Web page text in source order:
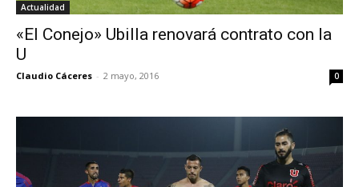
Actualidad
«El Conejo» Ubilla renovará contrato con la
U
Claudio Cáceres - 2 mayo, 2016 0